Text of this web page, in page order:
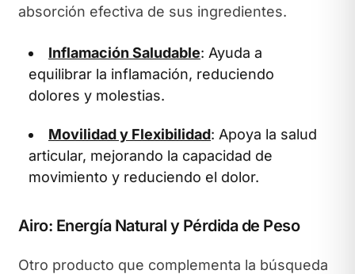
absorción efectiva de sus ingredientes.
Inflamación Saludable: Ayuda a
equilibrar la inflamación, reduciendo
dolores y molestias.
Movilidad y Flexibilidad: Apoya la salud
articular, mejorando la capacidad de
movimiento y reduciendo el dolor.
Airo: Energía Natural y Pérdida de Peso
Otro producto que complementa la búsqueda